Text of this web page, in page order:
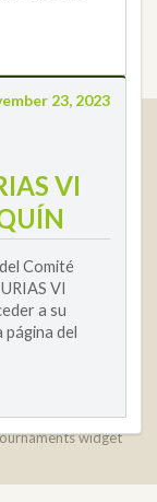
23, 2023
VI
Comité
VI
a su
del
Contact
Privacy Policy
widget